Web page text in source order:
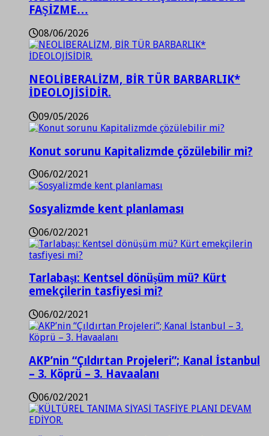
FAŞİZME…
08/06/2026
NEOLİBERALİZM, BİR TÜR BARBARLIK*
İDEOLOJİSİDİR.
09/05/2026
Konut sorunu Kapitalizmde çözülebilir mi?
06/02/2021
Sosyalizmde kent planlaması
06/02/2021
Tarlabaşı: Kentsel dönüşüm mü? Kürt
emekçilerin tasfiyesi mi?
06/02/2021
AKP’nin “Çıldırtan Projeleri”; Kanal İstanbul
– 3. Köprü – 3. Havaalanı
06/02/2021